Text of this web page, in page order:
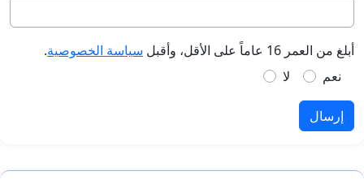
أبلغ من العمر 16 عاماً على الأقل، وأقبل سياسة الخصوصية.
نعم
لا
إرسال